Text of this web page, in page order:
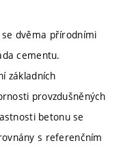
dvěma přírodními
cementu.
základních
provzdušněných
betonu se
s referenčním